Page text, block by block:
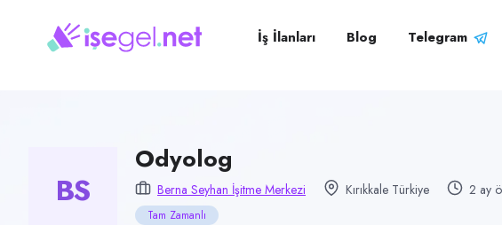
Odyolog
İş İlanları Blog Telegram
BS
Odyolog
Berna Seyhan İşitme Merkezi Kırıkkale Türkiye 2 ay
Tam Zamanlı